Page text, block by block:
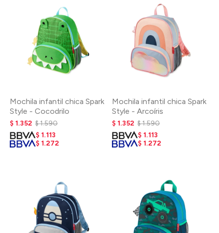
Mochila infantil chica Spark
Style - Cocodrilo
$ 1.352 $1.590
$ 1.113
$ 1.272
Mochila infantil chica Spark
Style - Arcoíris
$ 1.352 $1.590
$ 1.113
$ 1.272